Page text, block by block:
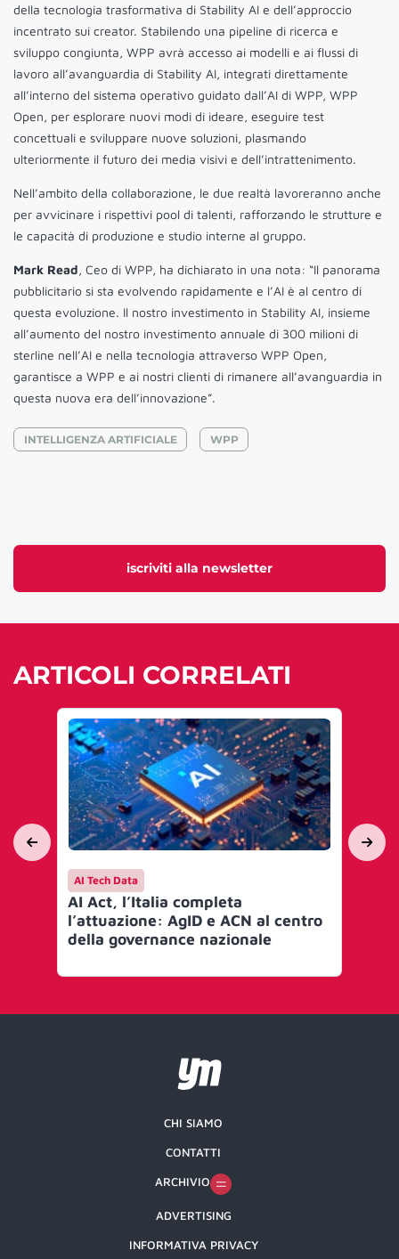
iscriviti alla newsletter
della tecnologia trasformativa di Stability AI e dell’approccio
incentrato sui creator. Stabilendo una pipeline di ricerca e
sviluppo congiunta, WPP avrà accesso ai modelli e ai flussi di
lavoro all’avanguardia di Stability AI, integrati direttamente
all’interno del sistema operativo guidato dall’AI di WPP, WPP
Open, per esplorare nuovi modi di ideare, eseguire test
concettuali e sviluppare nuove soluzioni, plasmando
ulteriormente il futuro dei media visivi e dell’intrattenimento.
Nell’ambito della collaborazione, le due realtà lavoreranno anche
per avvicinare i rispettivi pool di talenti, rafforzando le strutture e
le capacità di produzione e studio interne al gruppo.
Mark Read, Ceo di WPP, ha dichiarato in una nota: “Il panorama
pubblicitario si sta evolvendo rapidamente e l’AI è al centro di
questa evoluzione. Il nostro investimento in Stability AI, insieme
all’aumento del nostro investimento annuale di 300 milioni di
sterline nell’AI e nella tecnologia attraverso WPP Open,
garantisce a WPP e ai nostri clienti di rimanere all’avanguardia in
questa nuova era dell’innovazione”.
INTELLIGENZA ARTIFICIALE WPP
ARTICOLI CORRELATI
AI Tech Data
AI Act, l’Italia completa
l’attuazione: AgID e ACN al centro
della governance nazionale
CHI SIAMO
CONTATTI
ARCHIVIO
ADVERTISING
INFORMATIVA PRIVACY